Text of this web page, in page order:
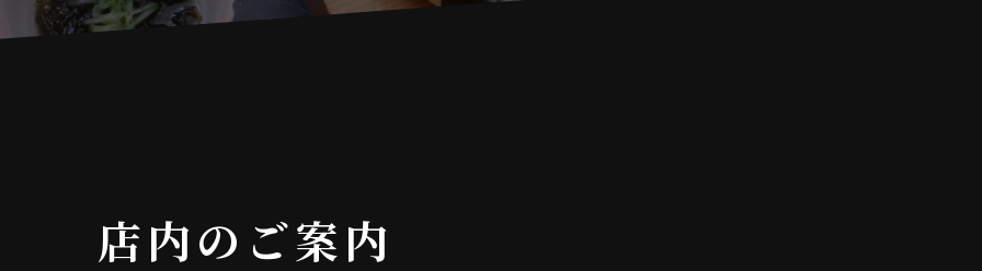
店内のご案内